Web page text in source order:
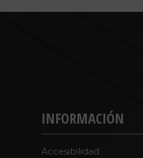
INFORMACIÓN
Accesibilidad